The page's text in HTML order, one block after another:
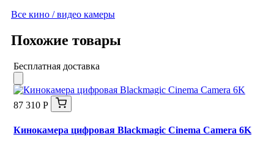
Все кино / видео камеры
Похожие товары
Бесплатная доставка
87 310 Р
Кинокамера цифровая Blackmagic Cinema Camera 6K